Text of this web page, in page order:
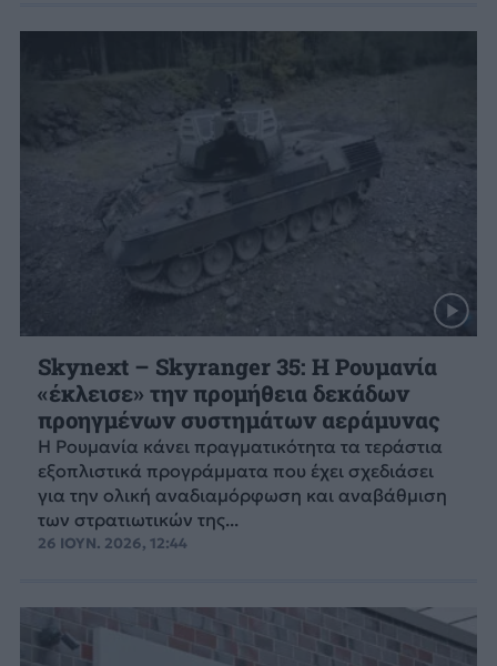
Skynext – Skyranger 35: Η Ρουμανία
«έκλεισε» την προμήθεια δεκάδων
προηγμένων συστημάτων αεράμυνας
Η Ρουμανία κάνει πραγματικότητα τα τεράστια
εξοπλιστικά προγράμματα που έχει σχεδιάσει
για την ολική αναδιαμόρφωση και αναβάθμιση
των στρατιωτικών της...
26 ΙΟΥΝ. 2026, 12:44